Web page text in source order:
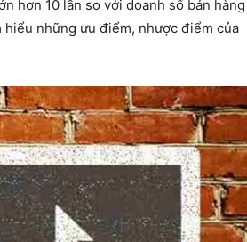
hơn 10 lần so với doanh số bán hàng
những ưu điểm, nhược điểm của